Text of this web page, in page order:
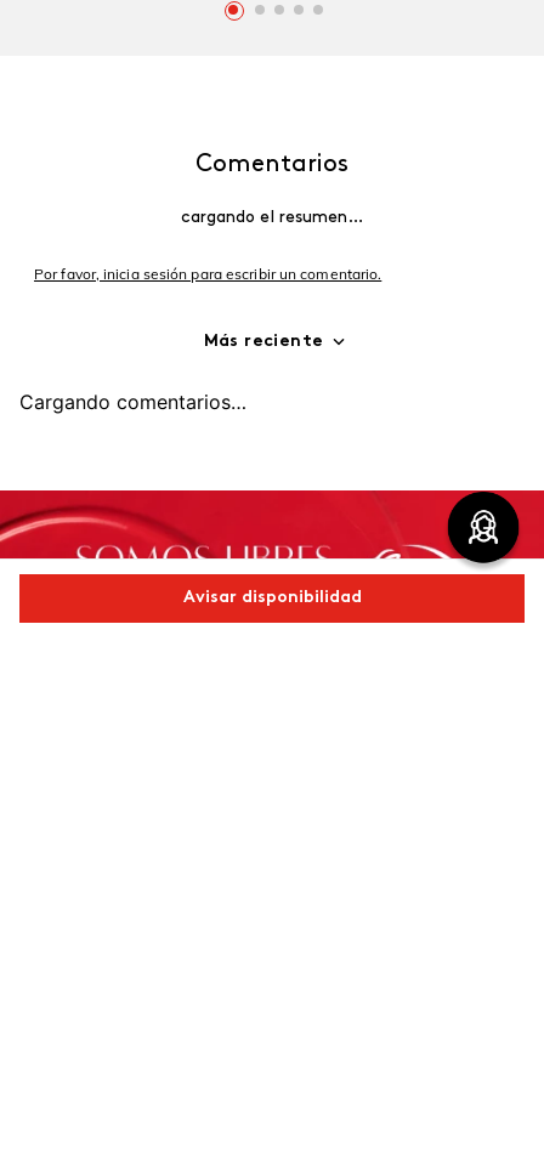
Avisar disponibilidad
Comentarios
cargando el resumen…
Por favor, inicia sesión para escribir un comentario.
Más reciente
Cargando comentarios…